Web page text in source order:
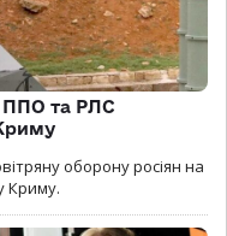
ППО та РЛС
оборону росіян на
Криму.